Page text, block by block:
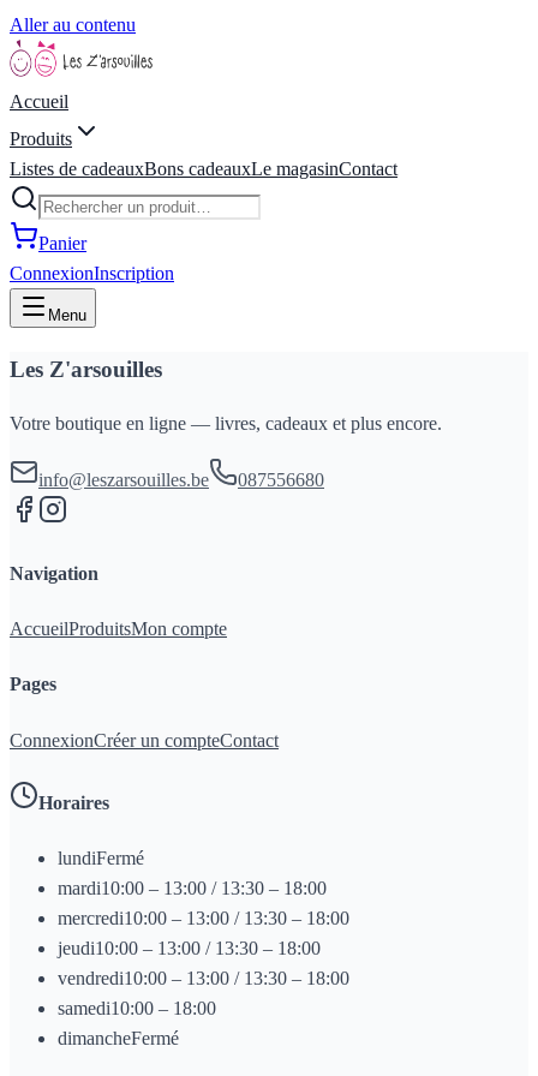
Aller au contenu
Accueil
Produits
Listes de cadeauxBons cadeauxLe magasinContact
Panier
ConnexionInscription
Menu
Les Z'arsouilles
Votre boutique en ligne — livres, cadeaux et plus encore.
info@leszarsouilles.be 087556680
Navigation
AccueilProduitsMon compte
Pages
ConnexionCréer un compteContact
Horaires
lundiFermé
mardi10:00 – 13:00 / 13:30 – 18:00
mercredi10:00 – 13:00 / 13:30 – 18:00
jeudi10:00 – 13:00 / 13:30 – 18:00
vendredi10:00 – 13:00 / 13:30 – 18:00
samedi10:00 – 18:00
dimancheFermé